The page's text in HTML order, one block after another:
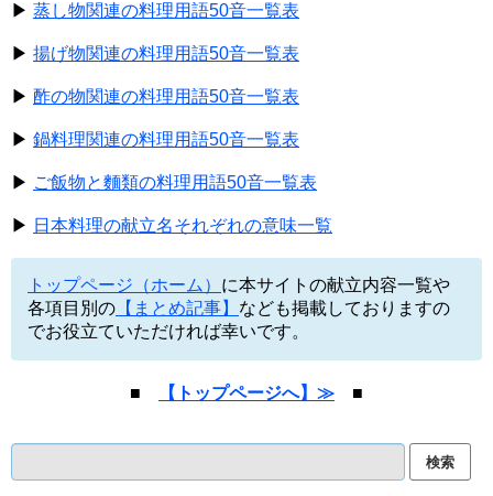
▶ 蒸し物関連の料理用語50音一覧表
▶ 揚げ物関連の料理用語50音一覧表
▶ 酢の物関連の料理用語50音一覧表
▶ 鍋料理関連の料理用語50音一覧表
▶ ご飯物と麵類の料理用語50音一覧表
▶ 日本料理の献立名それぞれの意味一覧
トップページ（ホーム） に本サイトの献立内容一覧や
各項目別の 【まとめ記事】 なども掲載しておりますの
でお役立ていただければ幸いです。
■ 【トップページへ】≫ ■